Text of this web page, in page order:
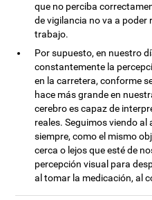
que no perciba
de vigilancia no va a
trabajo.
Por supuesto, en nuestro
constantemente la
en la carretera, conforme
hace más grande en
cerebro es capaz de
reales. Seguimos viendo
siempre, como el mismo
cerca o lejos que esté de
percepción visual para
al tomar la medicación, al